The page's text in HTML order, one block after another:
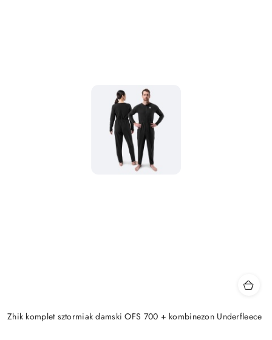
Zhik komplet sztormiak damski OFS 700 + kombinezon Underfleece